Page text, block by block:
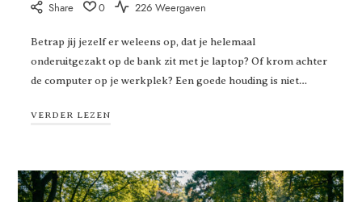
Share 0 226 Weergaven
Betrap jij jezelf er weleens op, dat je helemaal
onderuitgezakt op de bank zit met je laptop? Of krom achter
de computer op je werkplek? Een goede houding is niet…
VERDER LEZEN